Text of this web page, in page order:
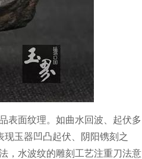
表面纹理。如曲水回波、起伏多
现玉器凹凸起伏、阴阳镌刻之
，水波纹的雕刻工艺注重刀法意